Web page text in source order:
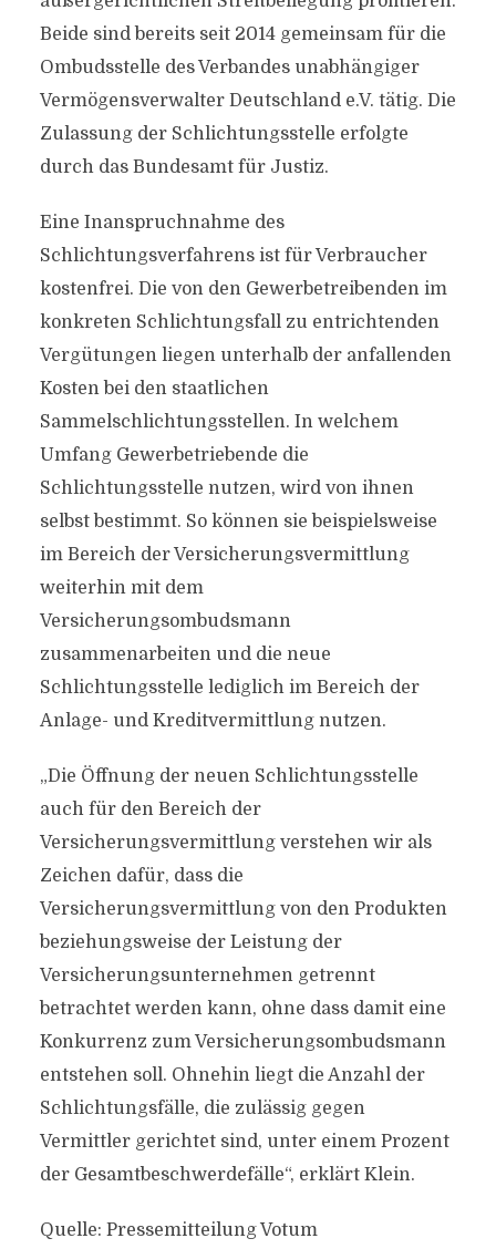
Beide sind bereits seit 2014 gemeinsam für die
Ombudsstelle des Verbandes unabhängiger
Vermögensverwalter Deutschland e.V. tätig. Die
Zulassung der Schlichtungsstelle erfolgte
durch das Bundesamt für Justiz.
Eine Inanspruchnahme des
Schlichtungsverfahrens ist für Verbraucher
kostenfrei. Die von den Gewerbetreibenden im
konkreten Schlichtungsfall zu entrichtenden
Vergütungen liegen unterhalb der anfallenden
Kosten bei den staatlichen
Sammelschlichtungsstellen. In welchem
Umfang Gewerbetriebende die
Schlichtungsstelle nutzen, wird von ihnen
selbst bestimmt. So können sie beispielsweise
im Bereich der Versicherungsvermittlung
weiterhin mit dem
Versicherungsombudsmann
zusammenarbeiten und die neue
Schlichtungsstelle lediglich im Bereich der
Anlage- und Kreditvermittlung nutzen.
„Die Öffnung der neuen Schlichtungsstelle
auch für den Bereich der
Versicherungsvermittlung verstehen wir als
Zeichen dafür, dass die
Versicherungsvermittlung von den Produkten
beziehungsweise der Leistung der
Versicherungsunternehmen getrennt
betrachtet werden kann, ohne dass damit eine
Konkurrenz zum Versicherungsombudsmann
entstehen soll. Ohnehin liegt die Anzahl der
Schlichtungsfälle, die zulässig gegen
Vermittler gerichtet sind, unter einem Prozent
der Gesamtbeschwerdefälle“, erklärt Klein.
Quelle: Pressemitteilung Votum